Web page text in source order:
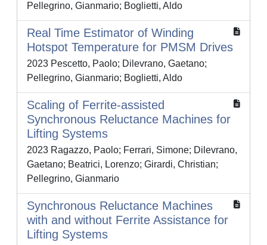
Pellegrino, Gianmario; Boglietti, Aldo
Real Time Estimator of Winding
Hotspot Temperature for PMSM Drives
2023 Pescetto, Paolo; Dilevrano, Gaetano;
Pellegrino, Gianmario; Boglietti, Aldo
Scaling of Ferrite-assisted
Synchronous Reluctance Machines for
Lifting Systems
2023 Ragazzo, Paolo; Ferrari, Simone; Dilevrano,
Gaetano; Beatrici, Lorenzo; Girardi, Christian;
Pellegrino, Gianmario
Synchronous Reluctance Machines
with and without Ferrite Assistance for
Lifting Systems